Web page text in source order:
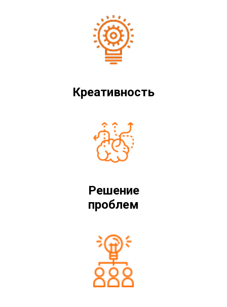
Креативность
Решение
проблем